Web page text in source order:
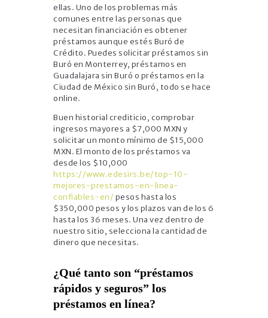
ellas. Uno de los problemas más
comunes entre las personas que
necesitan financiación es obtener
préstamos aunque estés Buró de
Crédito. Puedes solicitar préstamos sin
Buró en Monterrey, préstamos en
Guadalajara sin Buró o préstamos en la
Ciudad de México sin Buró, todo se hace
online.
Buen historial crediticio, comprobar
ingresos mayores a $7,000 MXN y
solicitar un monto mínimo de $15,000
MXN. El monto de los préstamos va
desde los $10,000
https://www.edesirs.be/top-10-
mejores-prestamos-en-linea-
confiables-en/ pesos hasta los
$350,000 pesos y los plazos van de los 6
hasta los 36 meses. Una vez dentro de
nuestro sitio, selecciona la cantidad de
dinero que necesitas.
¿Qué tanto son “préstamos
rápidos y seguros” los
préstamos en línea?